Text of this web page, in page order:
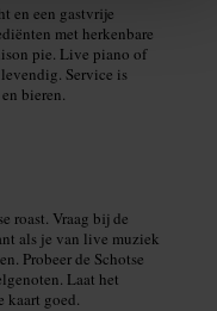
en een gastvrije
met herkenbare
pie. Live piano of
Service is
bieren.
roast. Vraag bij de
als je van live muziek
Probeer de Schotse
Laat het
kaart goed.